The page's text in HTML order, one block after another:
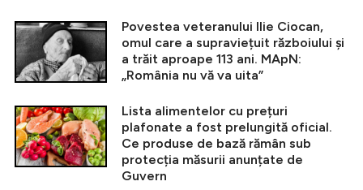
Povestea veteranului Ilie Ciocan,
omul care a supraviețuit războiului și
a trăit aproape 113 ani. MApN:
„România nu vă va uita”
Lista alimentelor cu prețuri
plafonate a fost prelungită oficial.
Ce produse de bază rămân sub
protecția măsurii anunțate de
Guvern